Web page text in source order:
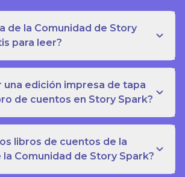
de la Comunidad de Story
para leer?
una edición impresa de tapa
de cuentos en Story Spark?
libros de cuentos de la
Comunidad de Story Spark?